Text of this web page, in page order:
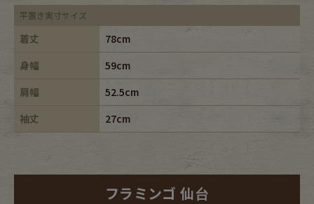
平置き実寸サイズ
着丈
78cm
身幅
59cm
肩幅
52.5cm
袖丈
27cm
フラミンゴ 仙台